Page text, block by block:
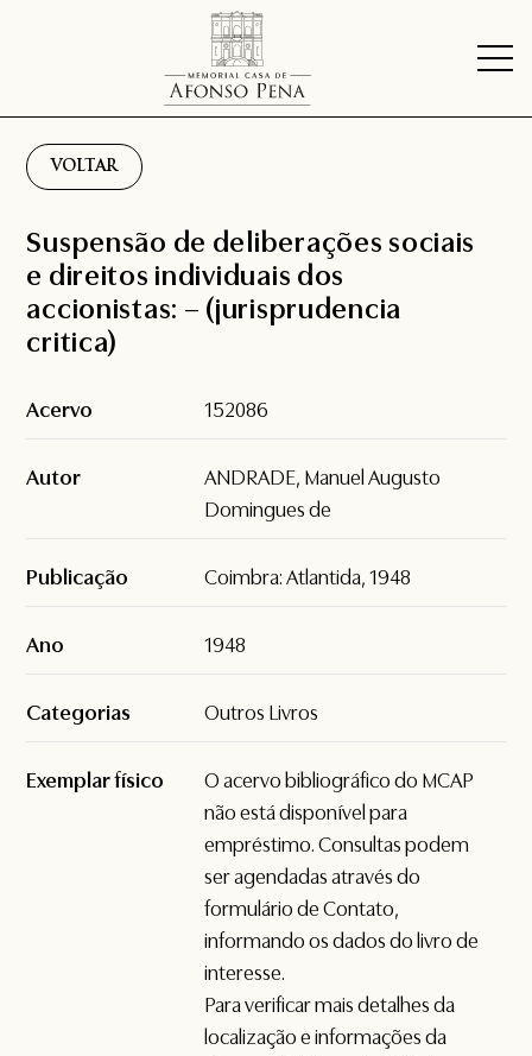
VOLTAR
Suspensão de deliberações sociais
e direitos individuais dos
accionistas: – (jurisprudencia
critica)
Acervo 152086
Autor
ANDRADE, Manuel Augusto
Domingues de
Publicação Coimbra: Atlantida, 1948
Ano 1948
Categorias Outros Livros
Exemplar físico
O acervo bibliográfico do MCAP
não está disponível para
empréstimo. Consultas podem
ser agendadas através do
formulário deContato,
informando os dados do livro de
interesse.
Para verificar mais detalhes da
localização e informações da